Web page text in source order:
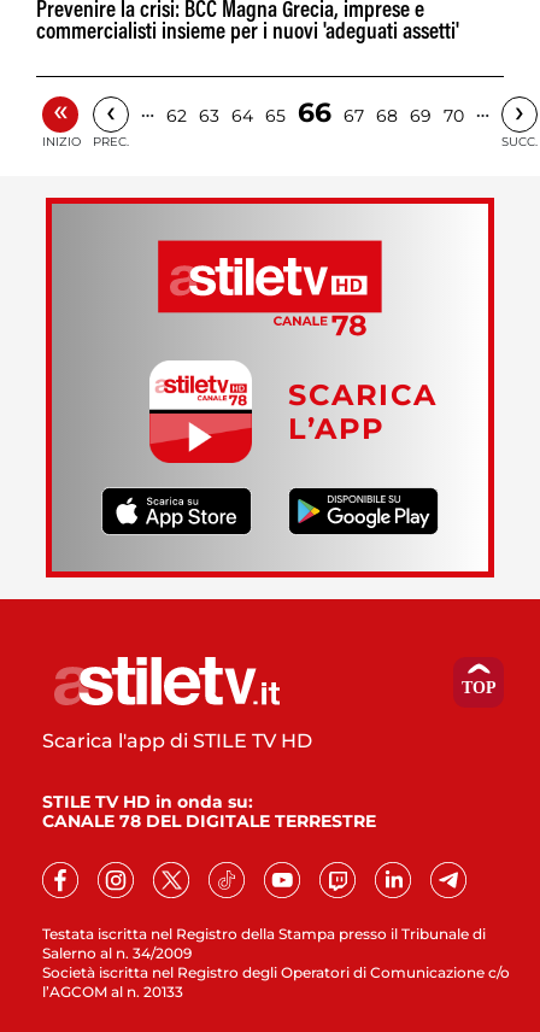
Prevenire la crisi: BCC Magna Grecia, imprese e
commercialisti insieme per i nuovi 'adeguati assetti'
«
INIZIO
‹
PREC.
… 62 63 64 65 66 67 68 69 70 … ›
SUCC.
SCARICA
L’APP
Testata iscritta nel Registro della Stampa presso il Tribunale di
Salerno al n. 34/2009
Società iscritta nel Registro degli Operatori di Comunicazione c/o
l’AGCOM al n. 20133
Scarica l'app di STILE TV HD
STILE TV HD in onda su:
CANALE 78 DEL DIGITALE TERRESTRE